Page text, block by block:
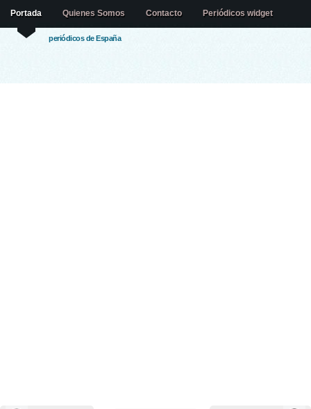
periódicos de España
Portada Quienes Somos Contacto Periódicos widget